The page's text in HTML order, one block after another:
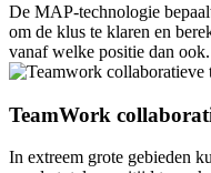
De MAP-technologie
om de klus te klaren en
vanaf welke positie dan ook.
TeamWork
In extreem grote gebieden